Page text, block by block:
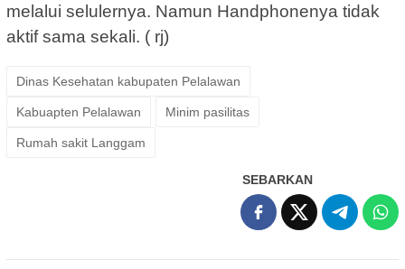
melalui selulernya. Namun Handphonenya tidak
aktif sama sekali. ( rj)
Dinas Kesehatan kabupaten Pelalawan
Kabuapten Pelalawan Minim pasilitas
Rumah sakit Langgam
SEBARKAN